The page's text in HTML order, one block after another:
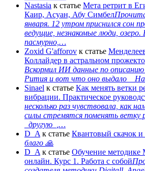
Nastasia к статье Мета ретрит в
Каир, Асуан, Абу Симбел
января. 12 утром приснился сон
ведущие, незнакомые люди, озеро.
пасмурно,…
Zoxid G'afforov к статье
Коллайдер в астральном
Вскормил ИИ данные по
Рития и вот что оно выдало На
Sinael к статье Как менять ветки
вибрации. Практическое
несколько раз чувствовала, как
силы стремятся поменять ветку
_другую_,…
D_A к статье Квантовый скачок и
благо 🙏
D_A к статье Обучение
онлайн. Курс 1. Работа с собой